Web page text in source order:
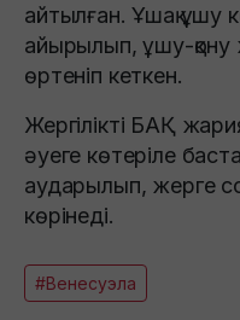
айтылған. Ұшақ ұшу
айырылып, ұшу-қону
өртеніп кеткен.
Жергілікті БАҚ
әуеге көтеріле
аударылып, жерге
көрінеді.
#Венесуэла